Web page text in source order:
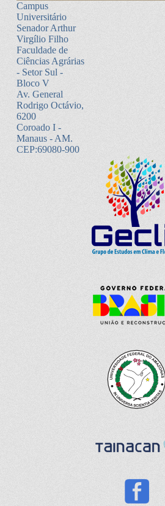
Campus
Universitário
Senador Arthur
Virgílio Filho
Faculdade de
Ciências Agrárias
- Setor Sul -
Bloco V
Av. General
Rodrigo Octávio,
6200
Coroado I -
Manaus - AM.
CEP:69080-900